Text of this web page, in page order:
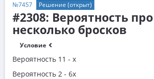
№7457 Решение (открыт)
#2308: Вероятность про
несколько бросков
Условие
Вероятность 11 - x
Вероятность 2 - 6x